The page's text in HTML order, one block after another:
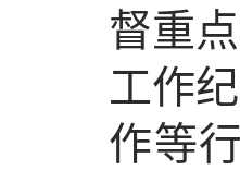
督重
工作
作等